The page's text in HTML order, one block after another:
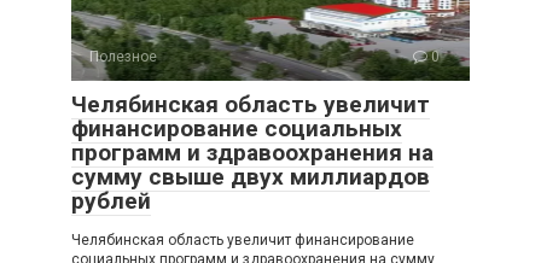
Полезное 0
Челябинская область увеличит
финансирование социальных
программ и здравоохранения на
сумму свыше двух миллиардов
рублей
Челябинская область увеличит финансирование
социальных программ и здравоохранения на сумму